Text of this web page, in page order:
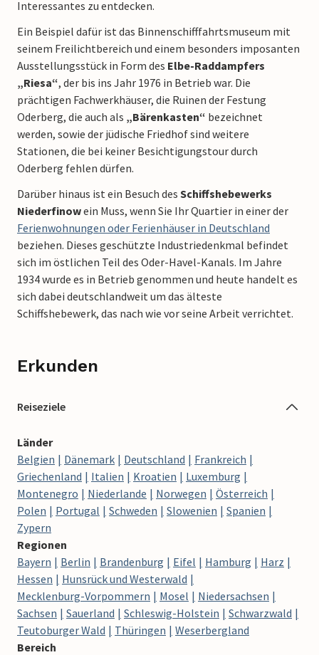
Interessantes zu entdecken.
Ein Beispiel dafür ist das Binnenschifffahrtsmuseum mit
seinem Freilichtbereich und einem besonders imposanten
Ausstellungsstück in Form des Elbe-Raddampfers
„Riesa“, der bis ins Jahr 1976 in Betrieb war. Die
prächtigen Fachwerkhäuser, die Ruinen der Festung
Oderberg, die auch als „Bärenkasten“ bezeichnet
werden, sowie der jüdische Friedhof sind weitere
Stationen, die bei keiner Besichtigungstour durch
Oderberg fehlen dürfen.
Darüber hinaus ist ein Besuch des Schiffshebewerks
Niederfinowein Muss, wenn Sie Ihr Quartier in einer der
Ferienwohnungen oder Ferienhäuser in Deutschland
beziehen. Dieses geschützte Industriedenkmal befindet
sich im östlichen Teil des Oder-Havel-Kanals. Im Jahre
1934 wurde es in Betrieb genommen und heute handelt es
sich dabei deutschlandweit um das älteste
Schiffshebewerk, das nach wie vor seine Arbeit verrichtet.
Erkunden
Reiseziele
Länder
Belgien
Dänemark Deutschland
Frankreich
Griechenland
Italien Kroatien
Luxemburg
Montenegro
Niederlande Norwegen
Österreich
Polen
Portugal Schweden Slowenien
Spanien
Zypern
Regionen
Bayern
Berlin Brandenburg Eifel Hamburg
Harz
Hessen
Hunsrück und Westerwald
Mecklenburg-Vorpommern
Mosel
Niedersachsen
Sachsen
Sauerland Schleswig-Holstein
Schwarzwald
Teutoburger Wald
Thüringen
Weserbergland
Bereich